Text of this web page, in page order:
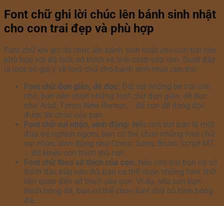
Font chữ ghi lời chúc lên bánh sinh nhật
cho con trai đẹp và phù hợp
Font chữ khi ghi lời chúc lên bánh sinh nhật cho con trai nên
phù hợp với độ tuổi, sở thích và tính cách của con. Dưới đây
là một số gợi ý về font chữ cho bánh sinh nhật con trai:
Font chữ đơn giản, dễ đọc: Đối với những bé trai còn
nhỏ, bạn nên chọn những font chữ đơn giản, dễ đọc
như Arial, Times New Roman,… để con dễ dàng đọc
được lời chúc của bạn.
Font chữ vui nhộn, sinh động: Nếu con trai bạn là một
đứa trẻ nghịch ngợm, bạn có thể chọn những font chữ
vui nhộn, sinh động như Comic Sans, Brush Script MT,
… để khiến con thích thú hơn.
Font chữ theo sở thích của con: Nếu con trai bạn có sở
thích đặc biệt nào đó, bạn có thể chọn những font chữ
liên quan đến sở thích của con. Ví dụ, nếu con bạn
thích bóng đá, bạn có thể chọn font chữ có hình bóng
đá,…